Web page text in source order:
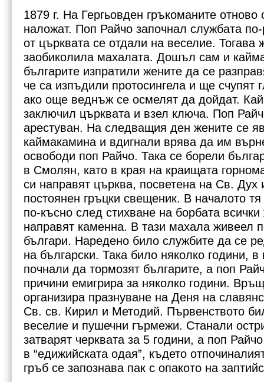
1879 г. На Гергьовден гръкоманите отново
наложат. Поп Райчо започнал службата
от църквата се отдали на веселие. Тогава
заобиколила махалата. Дошъл сам и
българите изпратили жените да се
че са изпъдили протосингела и ще счупят
ако още веднъж се осмелят да дойдат.
заключил църквата и взел ключа. Поп
арестуван. На следващия ден жените се
каймакамина и вдигнали врява да им
освободи поп Райчо. Така се борели
в Смолян, като в края на краищата
си направят църква, посветена на Св.
постоянен гръцки свещеник. В началото
по-късно след стихване на борбата
направят каменна. В тази махала живеел
българи. Наредено било службите да се
на български. Така било няколко години,
почнали да тормозят българите, а поп
причини емигрира за няколко години.
организира празнуване на Деня на
Св. св. Кирил и Методий. Първенството
веселие и пушечни гърмежи. Станали
затварят черквата за 5 години, а поп
в “едижийската одая”, където
гръб се запознава пак с опакото на